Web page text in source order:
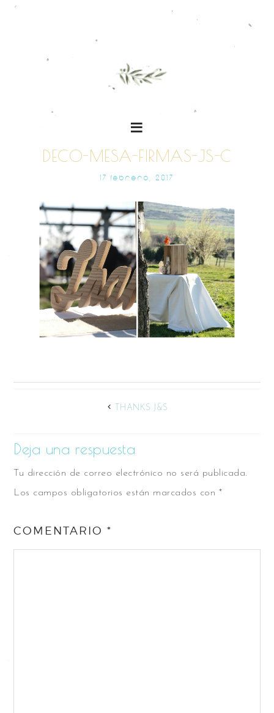
DECO-MESA-FIRMAS-JS-C
17 FEBRERO, 2017
THANKS J&S
Deja una respuesta
Tu dirección de correo electrónico no será publicada.
Los campos obligatorios están marcados con *
COMENTARIO*